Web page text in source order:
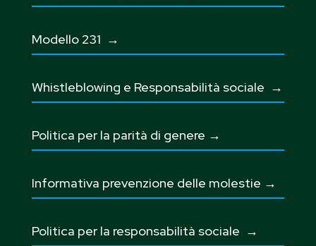
Modello 231 →
Whistleblowing e Responsabilità sociale →
Politica per la parità di genere →
Informativa prevenzione delle molestie →
Politica per la responsabilità sociale →